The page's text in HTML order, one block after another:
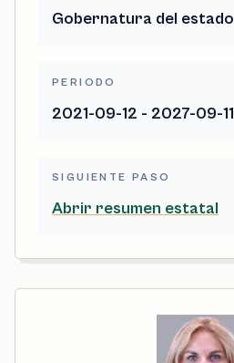
Gobernatura del estado
PERIODO
2021-09-12 - 2027-09-11
SIGUIENTE PASO
Abrir resumen estatal